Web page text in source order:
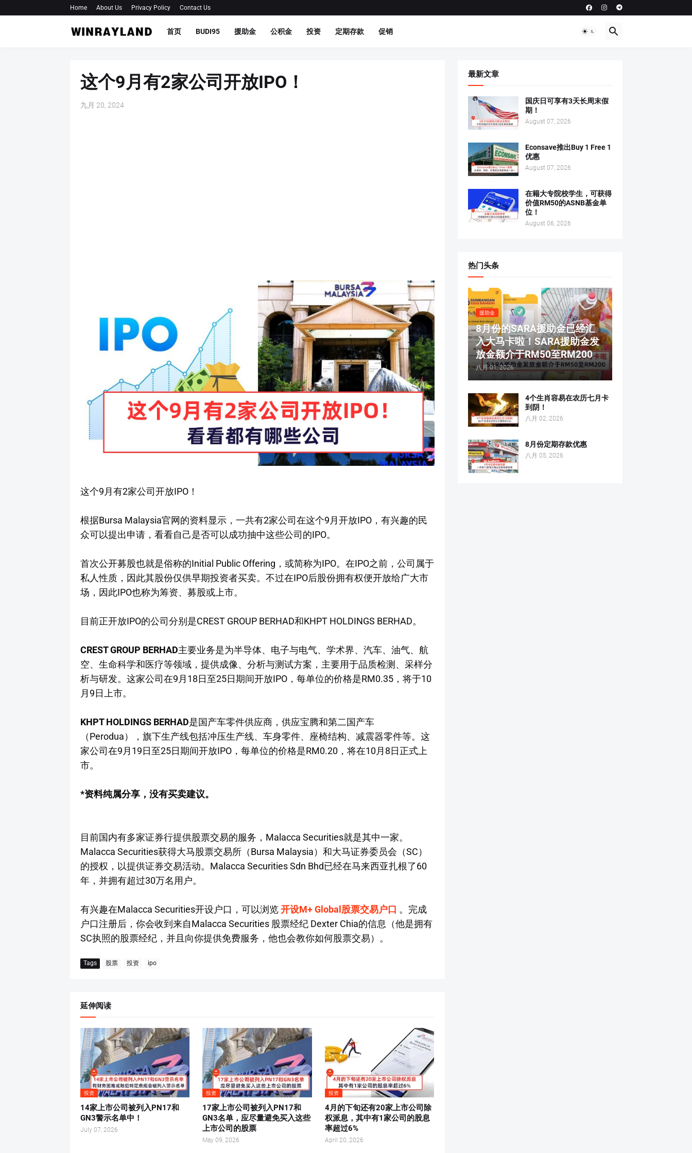
Home About Us Privacy Policy Contact Us
首页 BUDI95 援助金 公积金 投资 定期存款 促销
这个9月有2家公司开放IPO！
九月 20, 2024
这个9月有2家公司开放IPO！
根据Bursa Malaysia官网的资料显示，一共有2家公司在这个9月开放IPO，有兴趣的民
众可以提出申请，看看自己是否可以成功抽中这些公司的IPO。
首次公开募股也就是俗称的Initial Public Offering，或简称为IPO。在IPO之前，公司属于
私人性质，因此其股份仅供早期投资者买卖。不过在IPO后股份拥有权便开放给广大市
场，因此IPO也称为筹资、募股或上市。
目前正开放IPO的公司分别是CREST GROUP BERHAD和KHPT HOLDINGS BERHAD。
CREST GROUP BERHAD主要业务是为半导体、电子与电气、学术界、汽车、油气、航
空、生命科学和医疗等领域，提供成像、分析与测试方案，主要用于品质检测、采样分
析与研发。这家公司在9月18日至25日期间开放IPO，每单位的价格是RM0.35，将于10
月9日上市。
KHPT HOLDINGS BERHAD是国产车零件供应商，供应宝腾和第二国产车
（Perodua），旗下生产线包括冲压生产线、车身零件、座椅结构、减震器零件等。这
家公司在9月19日至25日期间开放IPO，每单位的价格是RM0.20，将在10月8日正式上
市。
*资料纯属分享，没有买卖建议。
目前国内有多家证券行提供股票交易的服务，Malacca Securities就是其中一家。
Malacca Securities获得大马股票交易所（Bursa Malaysia）和大马证券委员会（SC）
的授权，以提供证券交易活动。Malacca Securities Sdn Bhd已经在马来西亚扎根了60
年，并拥有超过30万名用户。
有兴趣在Malacca Securities开设户口，可以浏览开设M+ Global股票交易户口 。完成
户口注册后，你会收到来自Malacca Securities 股票经纪 Dexter Chia的信息（他是拥有
SC执照的股票经纪，并且向你提供免费服务，他也会教你如何股票交易）。
Tags 股票 投资 ipo
延伸阅读
投资
14家上市公司被列入PN17和
GN3警示名单中！
July 07, 2026
投资
17家上市公司被列入PN17和
GN3名单，应尽量避免买入这些
上市公司的股票
May 09, 2026
投资
4月的下旬还有20家上市公司除
权派息，其中有1家公司的股息
率超过6%
April 20, 2026
最新文章
国庆日可享有3天长周末假
期！
August 07, 2026
Econsave推出Buy 1 Free 1
优惠
August 07, 2026
在籍大专院校学生，可获得
价值RM50的ASNB基金单
位！
August 06, 2026
热门头条
援助金
8月份的SARA援助金已经汇
入大马卡啦！SARA援助金发
放金额介于RM50至RM200
八月 01, 2026
4个生肖容易在农历七月卡
到阴！
八月 02, 2026
8月份定期存款优惠
八月 05, 2026